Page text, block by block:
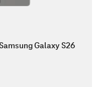
Galaxy S26